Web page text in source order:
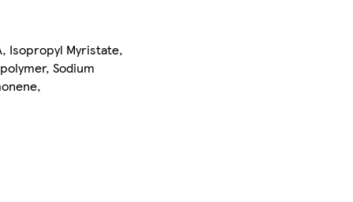
Isopropyl Myristate,
Sodium